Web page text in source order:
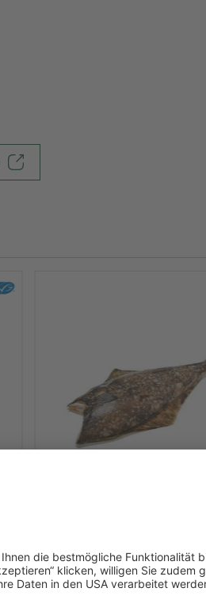
ausgenommen
ca. 8,0 kg/l Inhalt